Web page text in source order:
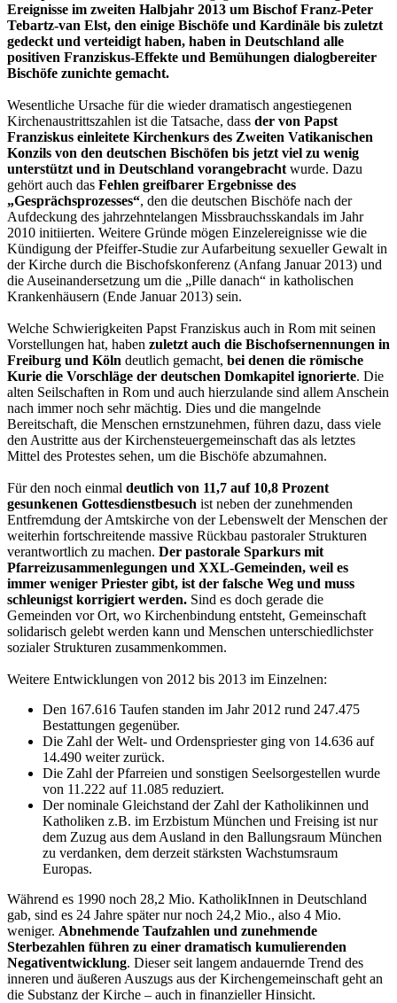
Ereignisse im zweiten Halbjahr 2013 um Bischof Franz-Peter
Tebartz-van Elst, den einige Bischöfe und Kardinäle bis zuletzt
gedeckt und verteidigt haben, haben in Deutschland alle
positiven Franziskus-Effekte und Bemühungen dialogbereiter
Bischöfe zunichte gemacht.
Wesentliche Ursache für die wieder dramatisch angestiegenen
Kirchenaustrittszahlen ist die Tatsache, dass der von Papst
Franziskus einleitete Kirchenkurs des Zweiten Vatikanischen
Konzils von den deutschen Bischöfen bis jetzt viel zu wenig
unterstützt und in Deutschland vorangebracht wurde. Dazu
gehört auch das Fehlen greifbarer Ergebnisse des
„Gesprächsprozesses“, den die deutschen Bischöfe nach der
Aufdeckung des jahrzehntelangen Missbrauchsskandals im Jahr
2010 initiierten. Weitere Gründe mögen Einzelereignisse wie die
Kündigung der Pfeiffer-Studie zur Aufarbeitung sexueller Gewalt in
der Kirche durch die Bischofskonferenz (Anfang Januar 2013) und
die Auseinandersetzung um die „Pille danach“ in katholischen
Krankenhäusern (Ende Januar 2013) sein.
Welche Schwierigkeiten Papst Franziskus auch in Rom mit seinen
Vorstellungen hat, haben zuletzt auch die Bischofsernennungen in
Freiburg und Köln deutlich gemacht, bei denen die römische
Kurie die Vorschläge der deutschen Domkapitel ignorierte. Die
alten Seilschaften in Rom und auch hierzulande sind allem Anschein
nach immer noch sehr mächtig. Dies und die mangelnde
Bereitschaft, die Menschen ernstzunehmen, führen dazu, dass viele
den Austritte aus der Kirchensteuergemeinschaft das als letztes
Mittel des Protestes sehen, um die Bischöfe abzumahnen.
Für den noch einmal deutlich von 11,7 auf 10,8 Prozent
gesunkenen Gottesdienstbesuch ist neben der zunehmenden
Entfremdung der Amtskirche von der Lebenswelt der Menschen der
weiterhin fortschreitende massive Rückbau pastoraler Strukturen
verantwortlich zu machen. Der pastorale Sparkurs mit
Pfarreizusammenlegungen und XXL-Gemeinden, weil es
immer weniger Priester gibt, ist der falsche Weg und muss
schleunigst korrigiert werden. Sind es doch gerade die
Gemeinden vor Ort, wo Kirchenbindung entsteht, Gemeinschaft
solidarisch gelebt werden kann und Menschen unterschiedlichster
sozialer Strukturen zusammenkommen.
Weitere Entwicklungen von 2012 bis 2013 im Einzelnen:
Den 167.616 Taufen standen im Jahr 2012 rund 247.475
Bestattungen gegenüber.
Die Zahl der Welt- und Ordenspriester ging von 14.636 auf
14.490 weiter zurück.
Die Zahl der Pfarreien und sonstigen Seelsorgestellen wurde
von 11.222 auf 11.085 reduziert.
Der nominale Gleichstand der Zahl der Katholikinnen und
Katholiken z.B. im Erzbistum München und Freising ist nur
dem Zuzug aus dem Ausland in den Ballungsraum München
zu verdanken, dem derzeit stärksten Wachstumsraum
Europas.
Während es 1990 noch 28,2 Mio. KatholikInnen in Deutschland
gab, sind es 24 Jahre später nur noch 24,2 Mio., also 4 Mio.
weniger. Abnehmende Taufzahlen und zunehmende
Sterbezahlen führen zu einer dramatisch kumulierenden
Negativentwicklung. Dieser seit langem andauernde Trend des
inneren und äußeren Auszugs aus der Kirchengemeinschaft geht an
die Substanz der Kirche – auch in finanzieller Hinsicht.